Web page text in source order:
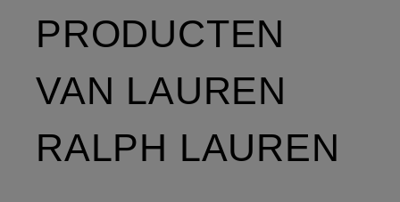
PRODUCTEN
VAN LAUREN
RALPH LAUREN